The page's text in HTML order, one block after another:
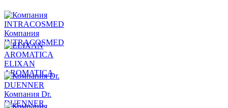
Компания
INTRACOSMED
ELIXAN
AROMATICA
Компания Dr.
DUENNER